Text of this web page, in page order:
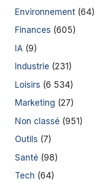
Environnement (64)
Finances (605)
IA (9)
Industrie (231)
Loisirs (6 534)
Marketing (27)
Non classé (951)
Outils (7)
Santé (98)
Tech (64)